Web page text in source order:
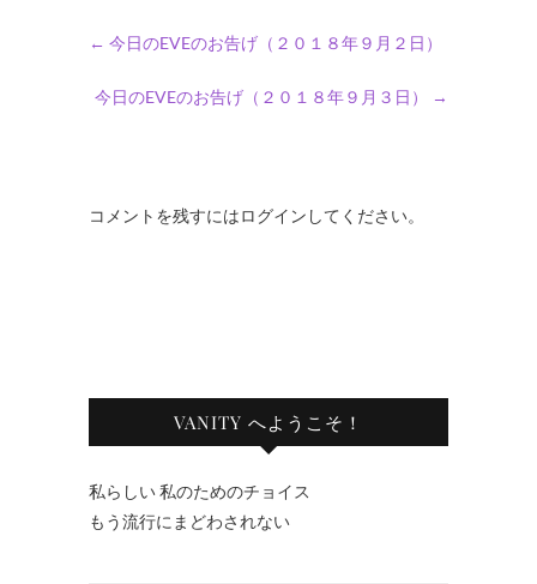
← 今日のEVEのお告げ（２０１８年９月２日）
今日のEVEのお告げ（２０１８年９月３日） →
コメントを残すにはログインしてください。
VANITY へようこそ！
私らしい 私のためのチョイス
もう流行にまどわされない